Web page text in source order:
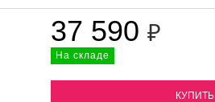
37 590 ₽
На складе
КУПИТЬ